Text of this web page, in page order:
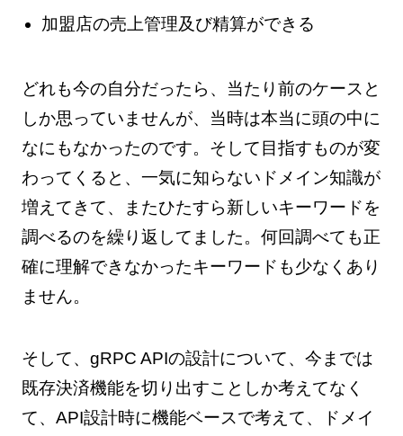
加盟店の売上管理及び精算ができる
どれも今の自分だったら、当たり前のケースと
しか思っていませんが、当時は本当に頭の中に
なにもなかったのです。そして目指すものが変
わってくると、一気に知らないドメイン知識が
増えてきて、またひたすら新しいキーワードを
調べるのを繰り返してました。何回調べても正
確に理解できなかったキーワードも少なくあり
ません。
そして、gRPC APIの設計について、今までは
既存決済機能を切り出すことしか考えてなく
て、API設計時に機能ベースで考えて、ドメイ